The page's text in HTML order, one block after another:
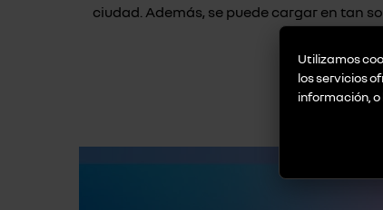
ciudad. Además, se puede cargar en tan
Utilizamos
los servicios
información,